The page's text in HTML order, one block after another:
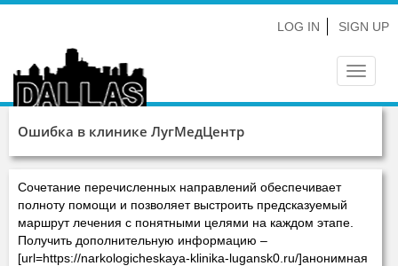
LOG IN SIGN UP
Toggle
Ошибка в клинике ЛугМедЦентр
Сочетание перечисленных направлений обеспечивает
полноту помощи и позволяет выстроить предсказуемый
маршрут лечения с понятными целями на каждом этапе.
Получить дополнительную информацию –
[url=https://narkologicheskaya-klinika-lugansk0.ru/]анонимная